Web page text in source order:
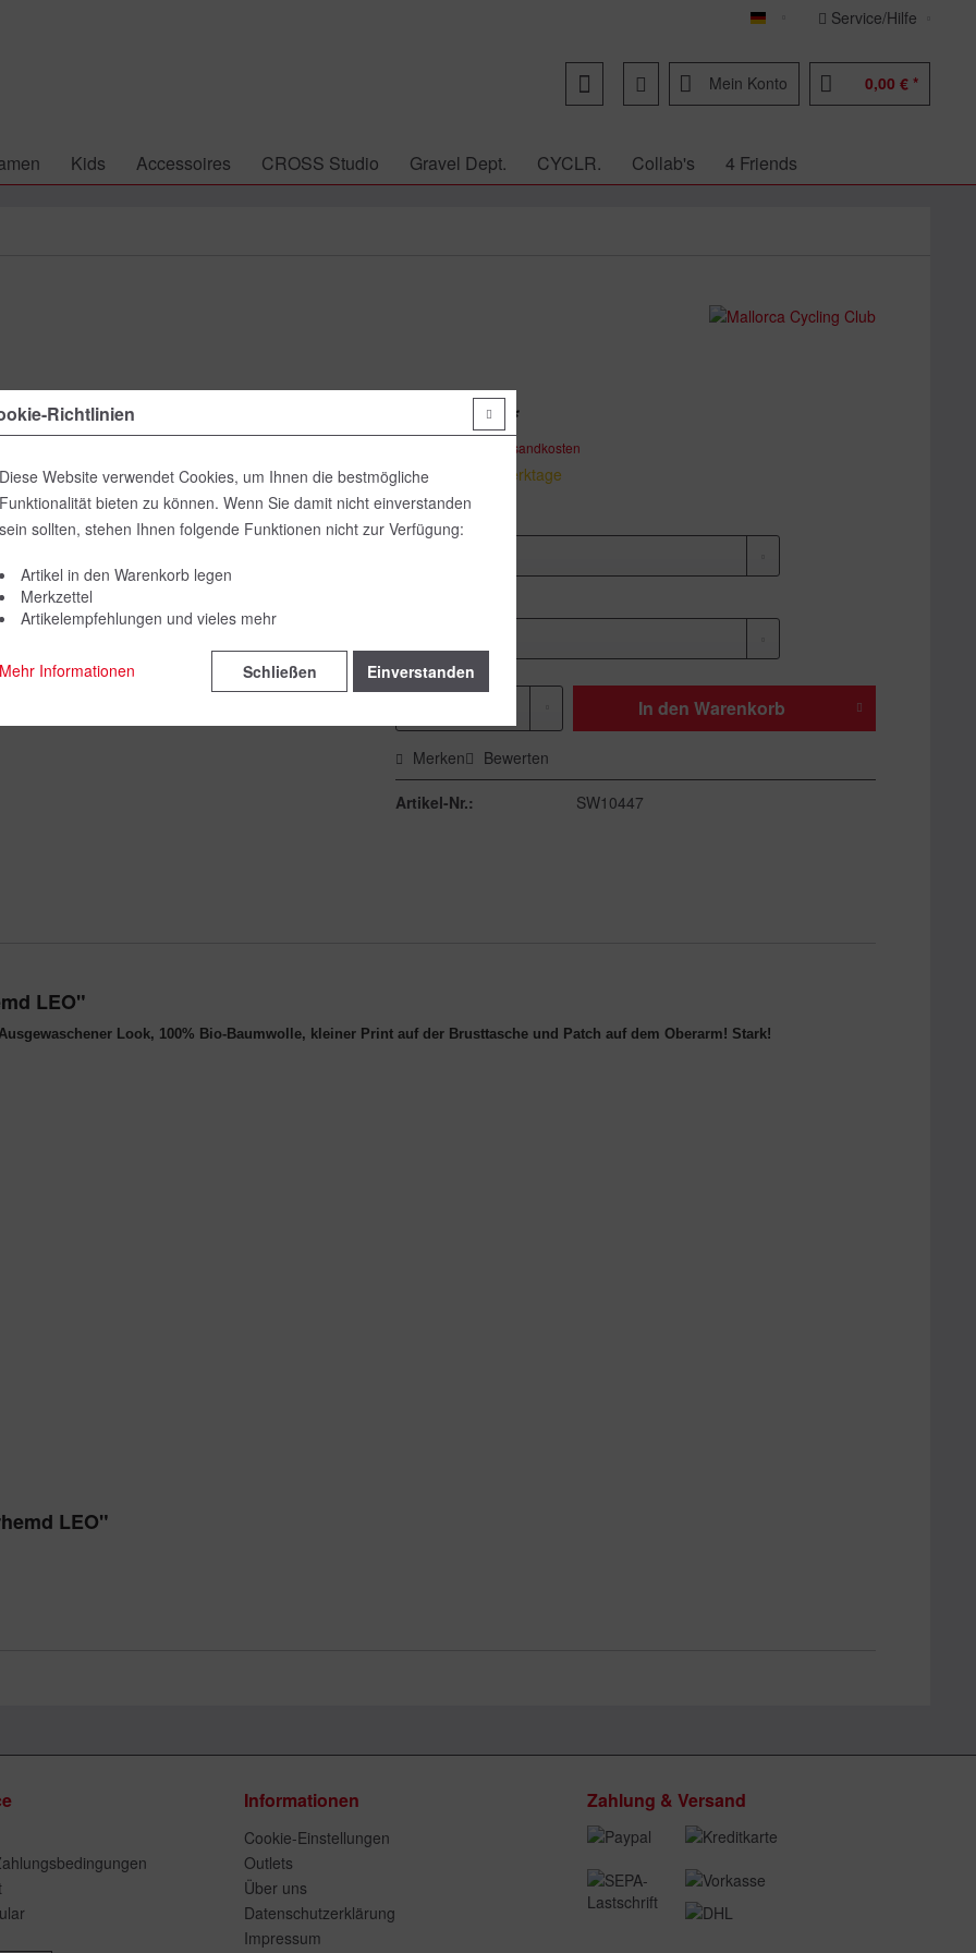
Deutsch Service/Hilfe
Mein Konto 0,00 € *
Kids Accessoires CROSS Studio Gravel Dept. CYCLR. Collab's 4 Friends
79,00 € *
zzgl. Versandkosten
Lieferzeit 5 Werktage
Farbe:
In den Warenkorb
Merken Bewerten
Artikel-Nr.: SW10447
LEO"
Look, 100% Bio-Baumwolle, kleiner Print auf der Brusttasche und Patch auf dem Oberarm! Stark!
LEO"
Informationen
Cookie-Einstellungen
Outlets
Über uns
Datenschutzerklärung
Impressum
Zahlung & Versand
Richtlinien
Diese Website verwendet Cookies, um Ihnen die bestmögliche
Funktionalität bieten zu können. Wenn Sie damit nicht einverstanden
sein sollten, stehen Ihnen folgende Funktionen nicht zur Verfügung:
Artikel in den Warenkorb legen
Merkzettel
Artikelempfehlungen und vieles mehr
Mehr Informationen Einverstanden
Schließen